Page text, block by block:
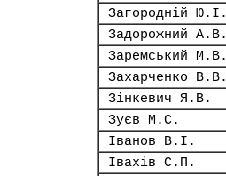
Загородній Ю.І.
Задорожний А.В.
Заремський М.В.
Захарченко В.В.
Зінкевич Я.В.
Зуєв М.С.
Іванов В.І.
Івахів С.П.